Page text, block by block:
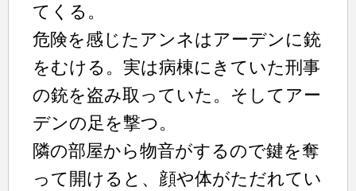
てくる。
危険を感じたアンネはアーデンに銃
をむける。実は病棟にきていた刑事
の銃を盗み取っていた。そしてアー
デンの足を撃つ。
隣の部屋から物音がするので鍵を奪
って開けると、顔や体がただれてい